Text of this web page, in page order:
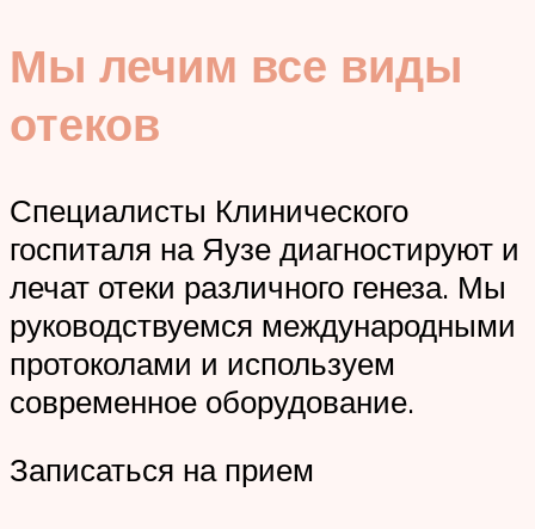
Мы лечим все виды
отеков
Специалисты Клинического
госпиталя на Яузе диагностируют и
лечат отеки различного генеза. Мы
руководствуемся международными
протоколами и используем
современное оборудование.
Записаться на прием